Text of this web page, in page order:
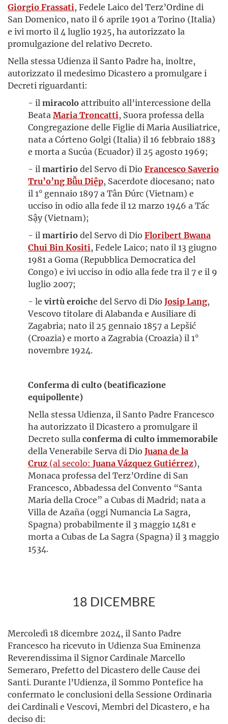
Giorgio Frassati, Fedele Laico del Terz’Ordine di
San Domenico, nato il 6 aprile 1901 a Torino (Italia)
e ivi morto il 4 luglio 1925, ha autorizzato la
promulgazione del relativo Decreto.
Nella stessa Udienza il Santo Padre ha, inoltre,
autorizzato il medesimo Dicastero a promulgare i
Decreti riguardanti:
- il miracoloattribuito all’intercessione della
Beata Maria Troncatti, Suora professa della
Congregazione delle Figlie di Maria Ausiliatrice,
nata a Córteno Golgi (Italia) il 16 febbraio 1883
e morta a Sucúa (Ecuador) il 25 agosto 1969;
- il martiriodel Servo di Dio Francesco Saverio
Tru’o’ng Bǚu Diệp, Sacerdote diocesano; nato
il 1° gennaio 1897 a Tân Đúrc (Vietnam) e
ucciso in odio alla fede il 12 marzo 1946 a Tấc
Sậy (Vietnam);
- il martiriodel Servo di Dio Floribert Bwana
Chui Bin Kositi, Fedele Laico; nato il 13 giugno
1981 a Goma (Repubblica Democratica del
Congo) e ivi ucciso in odio alla fede tra il 7 e il 9
luglio 2007;
- le virtù eroiche del Servo di Dio Josip Lang,
Vescovo titolare di Alabanda e Ausiliare di
Zagabria; nato il 25 gennaio 1857 a Lepšić
(Croazia) e morto a Zagrabia (Croazia) il 1°
novembre 1924.
Conferma di culto (beatificazione
equipollente)
Nella stessa Udienza, il Santo Padre Francesco
ha autorizzato il Dicastero a promulgare il
Decreto sulla conferma di culto immemorabile
della Venerabile Serva di Dio Juana de la
Cruz (al secolo: Juana Vázquez Gutiérrez),
Monaca professa del Terz’Ordine di San
Francesco, Abbadessa del Convento “Santa
Maria della Croce” a Cubas di Madrid; nata a
Villa de Azaña (oggi Numancia La Sagra,
Spagna) probabilmente il 3 maggio 1481 e
morta a Cubas de La Sagra (Spagna) il 3 maggio
1534.
18 DICEMBRE
Mercoledì 18 dicembre 2024, il Santo Padre
Francesco ha ricevuto in Udienza Sua Eminenza
Reverendissima il Signor Cardinale Marcello
Semeraro, Prefetto del Dicastero delle Cause dei
Santi. Durante l’Udienza, il Sommo Pontefice ha
confermato le conclusioni della Sessione Ordinaria
dei Cardinali e Vescovi, Membri del Dicastero, e ha
deciso di: